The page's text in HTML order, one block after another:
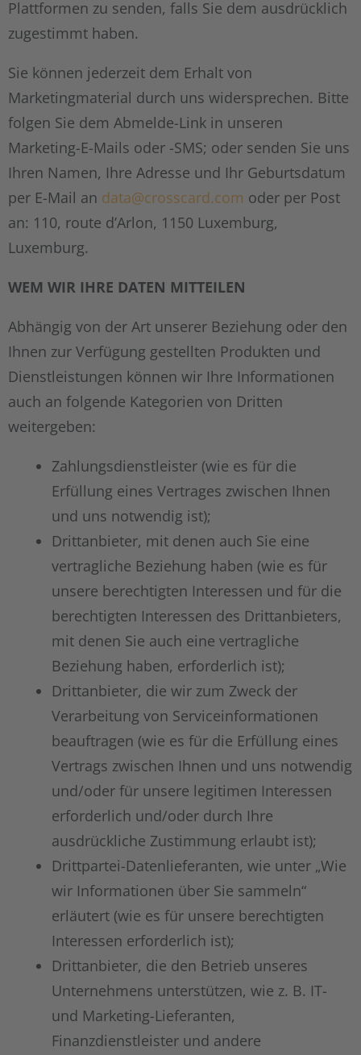
Plattformen zu senden, falls Sie dem ausdrücklich
zugestimmt haben.
Sie können jederzeit dem Erhalt von
Marketingmaterial durch uns widersprechen. Bitte
folgen Sie dem Abmelde-Link in unseren
Marketing-E-Mails oder -SMS; oder senden Sie uns
Ihren Namen, Ihre Adresse und Ihr Geburtsdatum
per E-Mail an data@crosscard.com oder per Post
an: 110, route d’Arlon, 1150 Luxemburg,
Luxemburg.
WEM WIR IHRE DATEN MITTEILEN
Abhängig von der Art unserer Beziehung oder den
Ihnen zur Verfügung gestellten Produkten und
Dienstleistungen können wir Ihre Informationen
auch an folgende Kategorien von Dritten
weitergeben:
Zahlungsdienstleister (wie es für die
Erfüllung eines Vertrages zwischen Ihnen
und uns notwendig ist);
Drittanbieter, mit denen auch Sie eine
vertragliche Beziehung haben (wie es für
unsere berechtigten Interessen und für die
berechtigten Interessen des Drittanbieters,
mit denen Sie auch eine vertragliche
Beziehung haben, erforderlich ist);
Drittanbieter, die wir zum Zweck der
Verarbeitung von Serviceinformationen
beauftragen (wie es für die Erfüllung eines
Vertrags zwischen Ihnen und uns notwendig
und/oder für unsere legitimen Interessen
erforderlich und/oder durch Ihre
ausdrückliche Zustimmung erlaubt ist);
Drittpartei-Datenlieferanten, wie unter „Wie
wir Informationen über Sie sammeln“
erläutert (wie es für unsere berechtigten
Interessen erforderlich ist);
Drittanbieter, die den Betrieb unseres
Unternehmens unterstützen, wie z. B. IT-
und Marketing-Lieferanten,
Finanzdienstleister und andere